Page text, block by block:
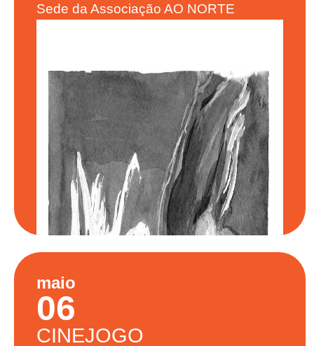
Sede da Associação AO NORTE
maio
06
CINEJOGO